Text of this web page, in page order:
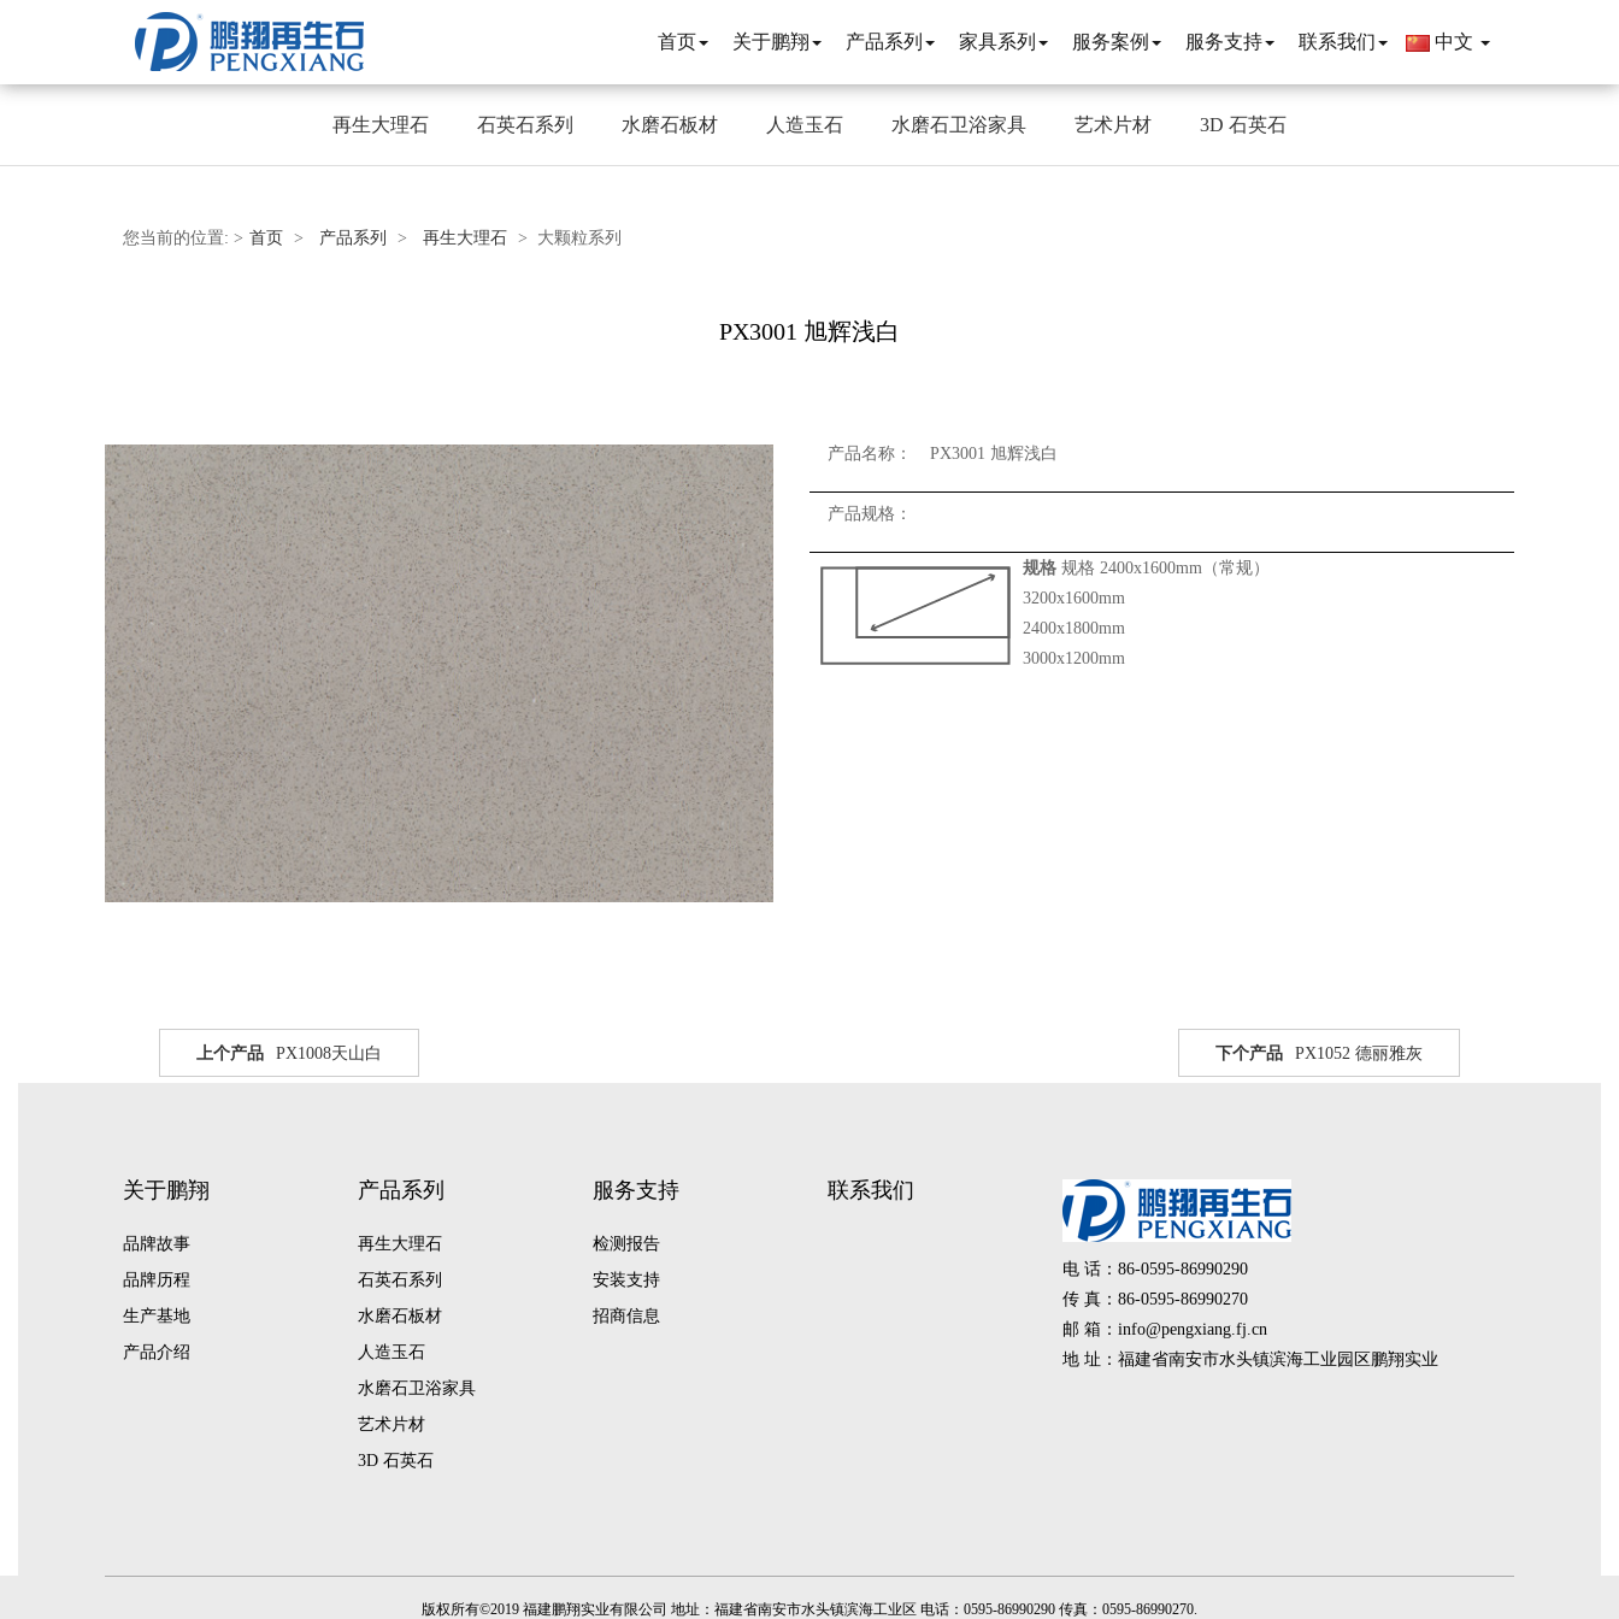
首页 关于鹏翔 产品系列 家具系列 服务案例 服务支持 联系我们 中文
再生大理石 石英石系列 水磨石板材 人造玉石 水磨石卫浴家具 艺术片材 3D 石英石
您当前的位置: > 首页 > 产品系列 > 再生大理石 > 大颗粒系列
PX3001 旭辉浅白
产品名称： PX3001 旭辉浅白
产品规格：
规格 规格 2400x1600mm（常规）
3200x1600mm
2400x1800mm
3000x1200mm
上个产品 PX1008天山白 下个产品 PX1052 德丽雅灰
关于鹏翔
品牌故事
品牌历程
生产基地
产品介绍
产品系列
再生大理石
石英石系列
水磨石板材
人造玉石
水磨石卫浴家具
艺术片材
3D 石英石
服务支持
检测报告
安装支持
招商信息
联系我们
电 话：86-0595-86990290
传 真：86-0595-86990270
邮 箱：info@pengxiang.fj.cn
地 址：福建省南安市水头镇滨海工业园区鹏翔实业
版权所有©2019 福建鹏翔实业有限公司 地址：福建省南安市水头镇滨海工业区 电话：0595-86990290 传真：0595-86990270.